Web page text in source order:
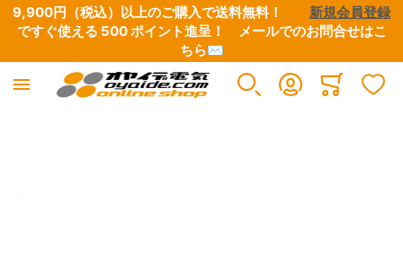
9,900円（税込）以上のご購入で送料無料！ 新規会員登録
ですぐ使える 500 ポイント進呈！ メールでのお問合せはこ
ちら✉